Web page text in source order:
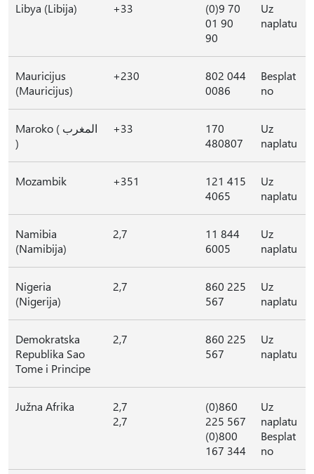
Libya (Libija) +33
(0)9 70
01 90
90
Uz
naplatu
Mauricijus
(Mauricijus)
+230
802 044
0086
Besplat
no
Maroko ( المغرب
)
+33
170
480807
Uz
naplatu
Mozambik +351
121 415
4065
Uz
naplatu
Namibia
(Namibija)
2,7
11 844
6005
Uz
naplatu
Nigeria
(Nigerija)
2,7
860 225
567
Uz
naplatu
Demokratska
Republika Sao
Tome i Principe
2,7
860 225
567
Uz
naplatu
Južna Afrika
2,7
2,7
(0)860
225 567
(0)800
167 344
Uz
naplatu
Besplat
no